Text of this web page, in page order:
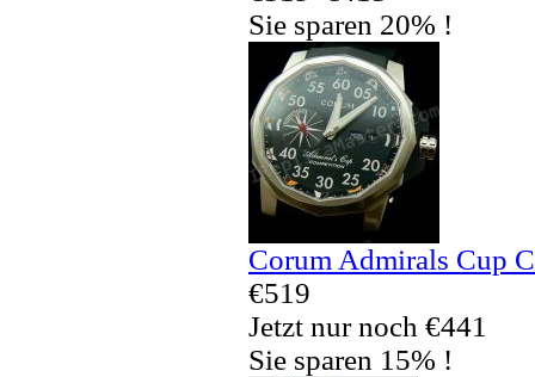
Sie sparen 20% !
Corum Admirals Cup
€519
Jetzt nur noch €441
Sie sparen 15% !